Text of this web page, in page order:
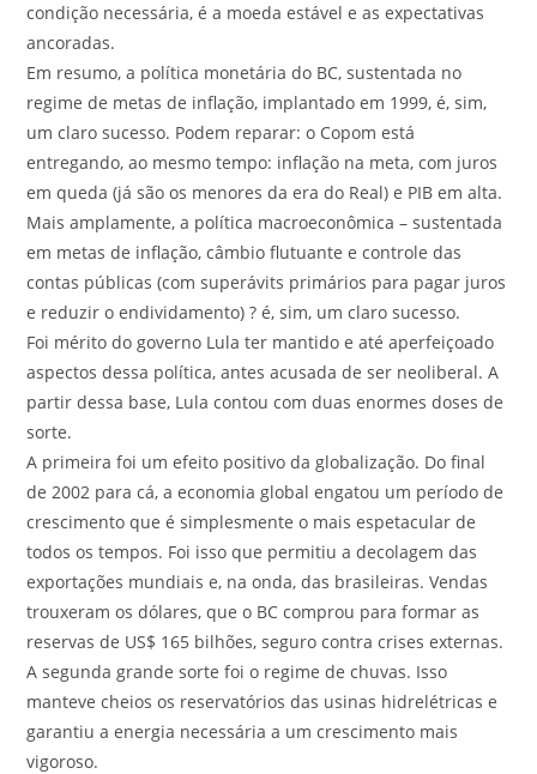
condição necessária, é a moeda estável e as expectativas
ancoradas.
Em resumo, a política monetária do BC, sustentada no
regime de metas de inflação, implantado em 1999, é, sim,
um claro sucesso. Podem reparar: o Copom está
entregando, ao mesmo tempo: inflação na meta, com juros
em queda (já são os menores da era do Real) e PIB em alta.
Mais amplamente, a política macroeconômica – sustentada
em metas de inflação, câmbio flutuante e controle das
contas públicas (com superávits primários para pagar juros
e reduzir o endividamento) ? é, sim, um claro sucesso.
Foi mérito do governo Lula ter mantido e até aperfeiçoado
aspectos dessa política, antes acusada de ser neoliberal. A
partir dessa base, Lula contou com duas enormes doses de
sorte.
A primeira foi um efeito positivo da globalização. Do final
de 2002 para cá, a economia global engatou um período de
crescimento que é simplesmente o mais espetacular de
todos os tempos. Foi isso que permitiu a decolagem das
exportações mundiais e, na onda, das brasileiras. Vendas
trouxeram os dólares, que o BC comprou para formar as
reservas de US$ 165 bilhões, seguro contra crises externas.
A segunda grande sorte foi o regime de chuvas. Isso
manteve cheios os reservatórios das usinas hidrelétricas e
garantiu a energia necessária a um crescimento mais
vigoroso.